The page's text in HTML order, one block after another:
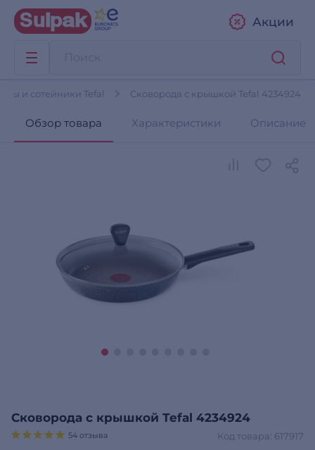
Акции
и сотейники Tefal Сковорода с крышкой Tefal 4234924
Обзор товара Характеристики Описание
Сковорода с крышкой Tefal 4234924
Код товара: 617917
54 отзыва